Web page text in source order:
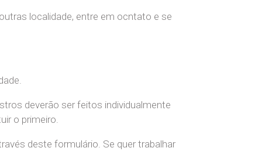
outras localidade, entre em ocntato e se
deverão ser feitos individualmente
o primeiro.
deste formulário. Se quer trabalhar